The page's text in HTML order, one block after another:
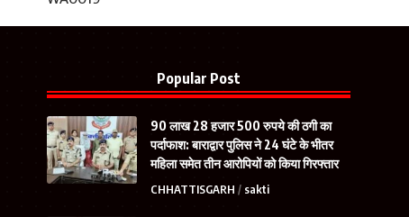
Popular Post
90 लाख 28 हजार 500 रुपये की ठगी का
पर्दाफाश: बाराद्वार पुलिस ने 24 घंटे के भीतर
महिला समेत तीन आरोपियों को किया गिरफ्तार
CHHATTISGARH sakti